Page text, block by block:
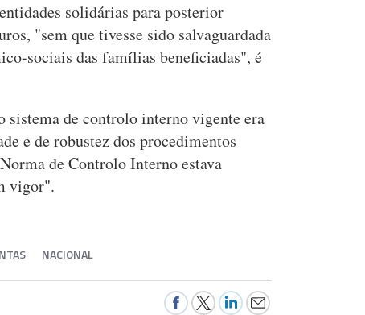
solidárias para posterior
"sem que tivesse sido salvaguardada
sociais das famílias beneficiadas", é
de controlo interno vigente era
e de robustez dos procedimentos
de Controlo Interno estava
vigor".
NACIONAL